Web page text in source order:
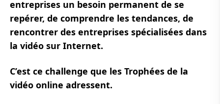
entreprises un besoin permanent de se
repérer, de comprendre les tendances, de
rencontrer des entreprises spécialisées dans
la vidéo sur Internet.
C’est ce challenge que les Trophées de la
vidéo online adressent.